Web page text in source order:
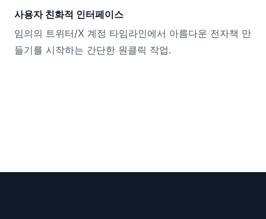
사용자 친화적 인터페이스
임의의 트위터/X 계정 타임라인에서 아름다운 전자책 만
들기를 시작하는 간단한 원클릭 작업.